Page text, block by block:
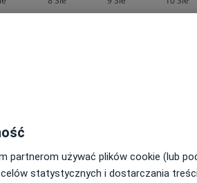
partnerom używać plików cookie (lub
statystycznych i dostarczania